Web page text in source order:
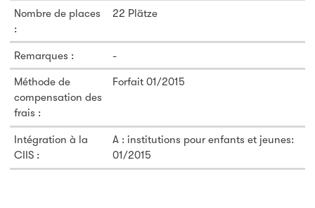
Nombre de places
:
22 Plätze
Remarques : -
Méthode de
compensation des
frais :
Forfait 01/2015
Intégration à la
CIIS :
A : institutions pour enfants et jeunes:
01/2015